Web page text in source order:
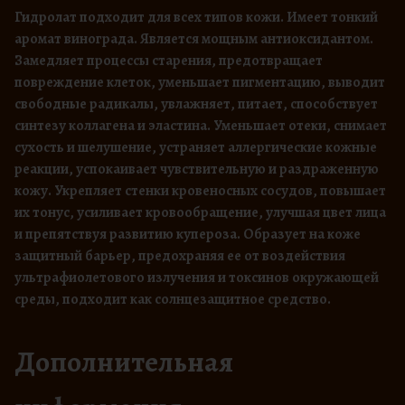
а
Г
и
д
р
о
л
а
т
в
и
н
о
г
а
д
Гидролат подходит для всех типов кожи. Имеет тонкий
аромат винограда. Является мощным антиоксидантом.
Замедляет процессы старения, предотвращает
повреждение клеток, уменьшает пигментацию, выводит
свободные радикалы, увлажняет, питает, способствует
синтезу коллагена и эластина. Уменьшает отеки, снимает
сухость и шелушение, устраняет аллергические кожные
реакции, успокаивает чувствительную и раздраженную
кожу. Укрепляет стенки кровеносных сосудов, повышает
их тонус, усиливает кровообращение, улучшая цвет лица
и препятствуя развитию купероза. Образует на коже
защитный барьер, предохраняя ее от воздействия
ультрафиолетового излучения и токсинов окружающей
среды, подходит как солнцезащитное средство.
Дополнительная